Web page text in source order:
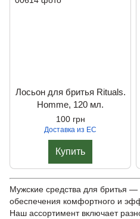
Лосьон для бритья Rituals.
Homme, 120 мл.
100 грн
Доставка из ЕС
Купить
Мужские средства для бритья
обеспечения комфортного и
Наш ассортимент включает